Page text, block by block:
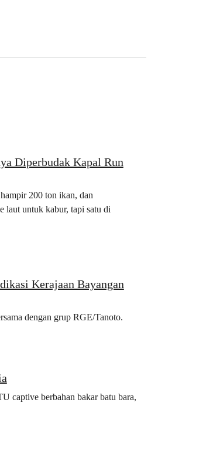
Diperbudak Kapal Run
200 ton ikan, dan
laut untuk kabur, tapi satu di
Kerajaan Bayangan
dengan grup RGE/Tanoto.
captive berbahan bakar batu bara,